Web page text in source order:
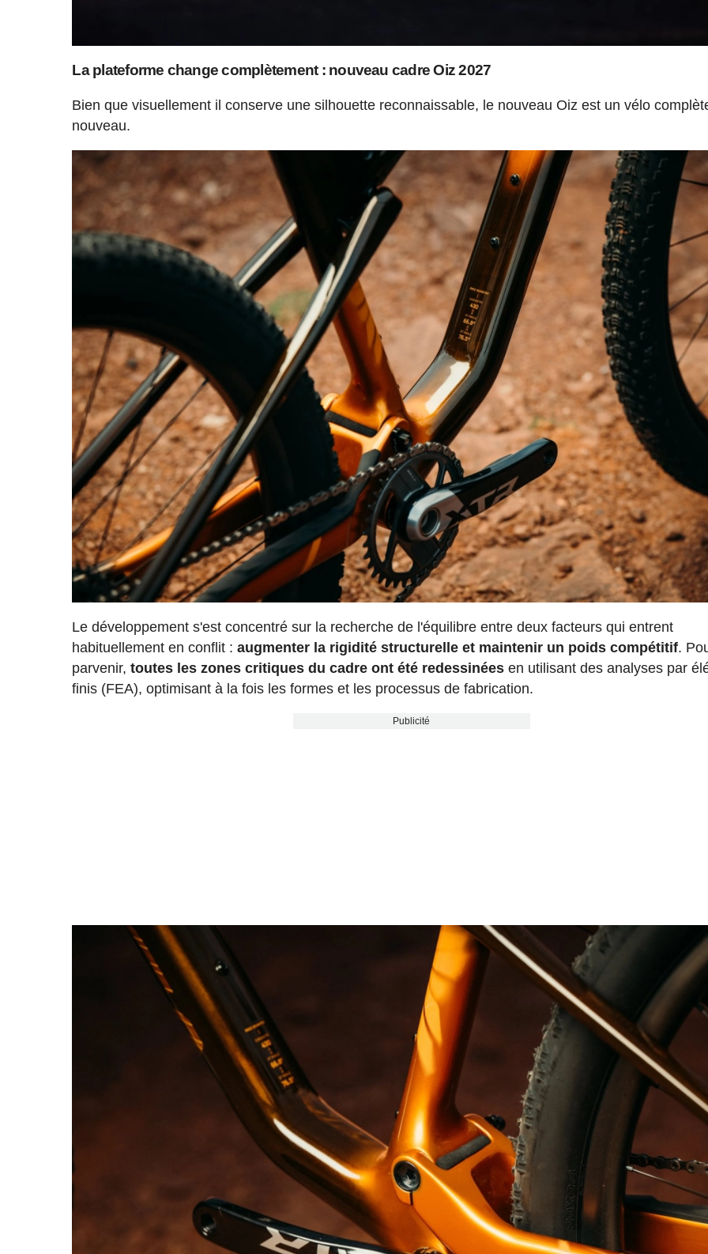
La plateforme change complètement : nouveau cadre Oiz 2027
Bien que visuellement il conserve une silhouette reconnaissable, le nouveau Oiz est un vélo
nouveau.
Le développement s'est concentré sur la recherche de l'équilibre entre deux facteurs qui entrent
habituellement en conflit :augmenter la rigidité structurelle et maintenir un poids compétitif.
parvenir,toutes les zones critiques du cadre ont été redessinées en utilisant des analyses par
finis (FEA), optimisant à la fois les formes et les processus de fabrication.
Publicité